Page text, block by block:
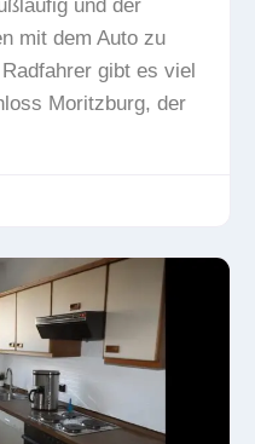
und der
mit dem Auto zu
gibt es viel
Moritzburg, der